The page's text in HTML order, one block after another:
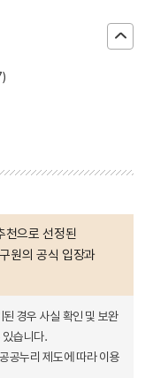
천으로 선정된
원의 공식 입장과
경우 사실 확인 및 보완
있습니다.
공누리 제도에 따라 이용